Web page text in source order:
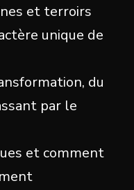
et terroirs
unique de
du
par le
et comment